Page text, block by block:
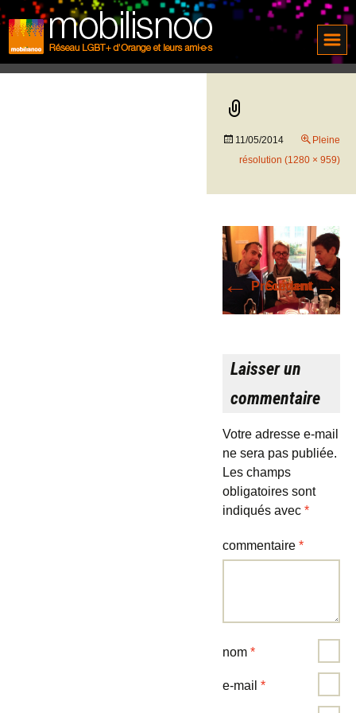
11/05/2014
Pleine
résolution (1280 × 959)
← Précédent
Suivant→
Laisser un
commentaire
Votre adresse e-mail
ne sera pas publiée.
Les champs
obligatoires sont
indiqués avec *
commentaire *
nom *
e-mail *